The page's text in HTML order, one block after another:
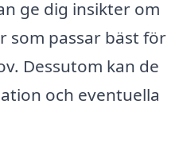
ge dig insikter om
som passar bäst för
Dessutom kan de
och eventuella